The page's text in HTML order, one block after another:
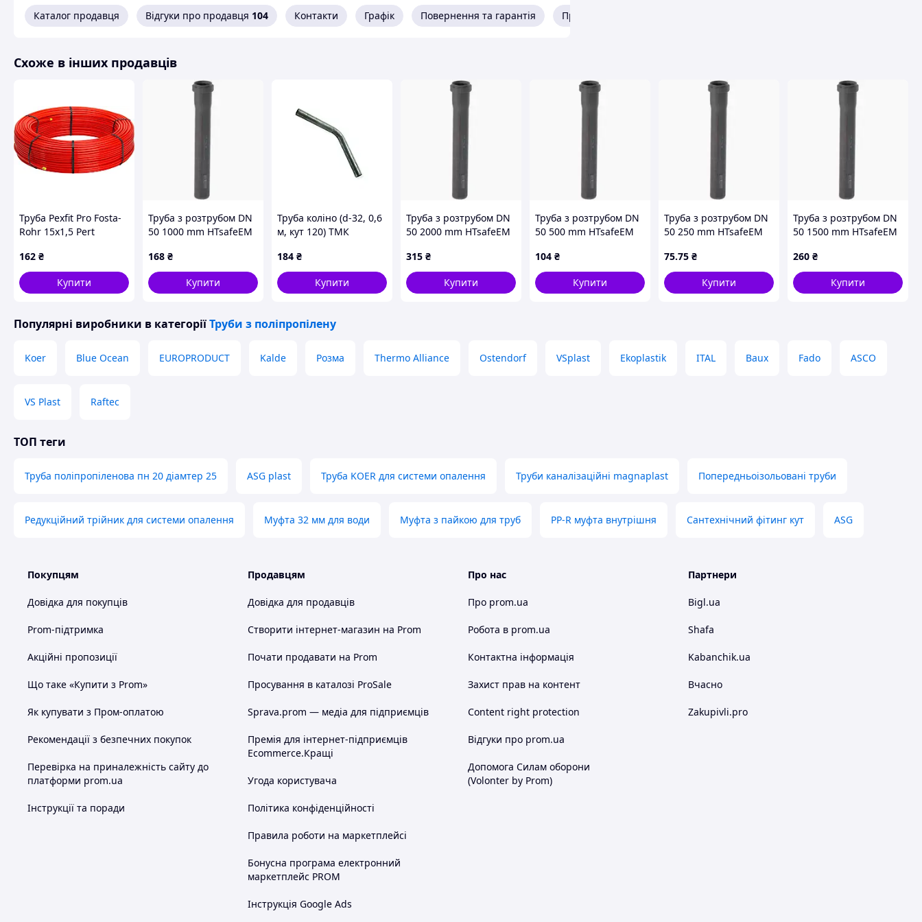
Каталог продавця Відгуки про продавця 104 Контакти Графік Повернення та гарантія Про продавця
Схоже в інших продавців
Труба Pexfit Pro Fosta-
Rohr 15x1,5 Pert
162 ₴
Купити
Труба з розтрубом DN
50 1000 mm HTsafeEM
168 ₴
Купити
Труба коліно (d-32, 0,6
м, кут 120) ТМК
184 ₴
Купити
Труба з розтрубом DN
50 2000 mm HTsafeEM
315 ₴
Купити
Труба з розтрубом DN
50 500 mm HTsafeEM
104 ₴
Купити
Труба з розтрубом DN
50 250 mm HTsafeEM
75.75 ₴
Купити
Труба з розтрубом DN
50 1500 mm HTsafeEM
260 ₴
Купити
Популярні виробники в категоріїТруби з поліпропілену
Koer Blue Ocean EUROPRODUCT Kalde Розма Thermo Alliance Ostendorf VSplast Ekoplastik ITAL Baux Fado ASCO
VS Plast Raftec
ТОП теги
Труба поліпропіленова пн 20 діамтер 25 ASG plast Труба KOER для системи опалення Труби каналізаційні magnaplast Попередньоізольовані труби
Редукційний трійник для системи опалення Муфта 32 мм для води Муфта з пайкою для труб PP-R муфта внутрішня Сантехнічний фітинг кут ASG
Покупцям
Довідка для покупців
Prom-підтримка
Акційні пропозиції
Що таке «Купити з Prom»
Як купувати з Пром-оплатою
Рекомендації з безпечних покупок
Перевірка на приналежність сайту до
платформи prom.ua
Інструкції та поради
Продавцям
Довідка для продавців
Створити інтернет-магазин на Prom
Почати продавати на Prom
Просування в каталозі ProSale
Sprava.prom — медіа для підприємців
Премія для інтернет-підприємців
Ecommerce.Кращі
Угода користувача
Політика конфіденційності
Правила роботи на маркетплейсі
Бонусна програма електронний
маркетплейс PROM
Інструкція Google Ads
Про нас
Про prom.ua
Робота в prom.ua
Контактна інформація
Захист прав на контент
Content right protection
Відгуки про prom.ua
Допомога Силам оборони
(Volonter by Prom)
Партнери
Bigl.ua
Shafa
Kabanchik.ua
Вчасно
Zakupivli.pro